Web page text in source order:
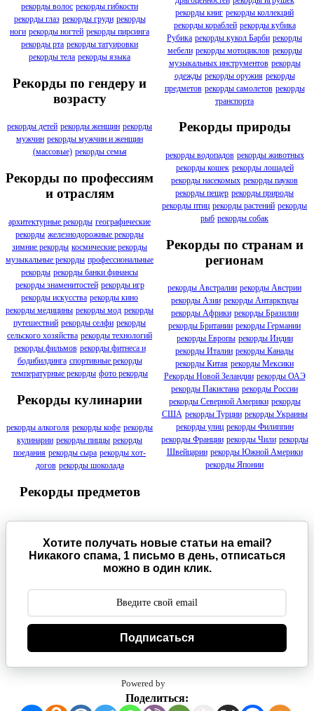
рекорды волос рекорды гибкости
рекорды глаз рекорды груди рекорды
ноги рекорды ногтей рекорды пирсинга
рекорды рта рекорды татуировки
рекорды тела рекорды языка
Рекорды по гендеру и
возрасту
рекорды детей рекорды женщин рекорды
мужчин рекорды мужчин и женщин
(массовые) рекорды семья
Рекорды по профессиям
и отраслям
архитектурные рекорды географические
рекорды железнодорожные рекорды
зимние рекорды космические рекорды
музыкальные рекорды профессиональные
рекорды рекорды банки финансы
рекорды знаменитостей рекорды игр
рекорды искусства рекорды кино
рекорды медицины рекорды мод рекорды
путешествий рекорды селфи рекорды
сельского хозяйства рекорды технологий
рекорды фильмов рекорды фитнеса и
бодибилдинга спортивные рекорды
температурные рекорды фото рекорды
Рекорды кулинарии
рекорды алкоголя рекорды кофе рекорды
кулинарии рекорды пиццы рекорды
поедания рекорды сыра рекорды хот-
догов рекорды шоколада
Рекорды предметов
рекорды книг рекорды коллекций
рекорды кораблей рекорды кубика
Рубика рекорды кукол Барби рекорды
мебели рекорды мотоциклов рекорды
музыкальных инструментов рекорды
одежды рекорды оружия рекорды
предметов рекорды самолетов рекорды
транспорта
Рекорды природы
рекорды водопадов рекорды животных
рекорды кошек рекорды лошадей
рекорды насекомых рекорды пауков
рекорды пещер рекорды природы
рекорды птиц рекорды растений рекорды
рыб рекорды собак
Рекорды по странам и
регионам
рекорды Австралии рекорды Австрии
рекорды Азии рекорды Антарктиды
рекорды Африки рекорды Бразилии
рекорды Британии рекорды Германии
рекорды Европы рекорды Индии
рекорды Италии рекорды Канады
рекорды Китая рекорды Мексики
Рекорды Новой Зеландии рекорды ОАЭ
рекорды Пакистана рекорды России
рекорды Северной Америки рекорды
США рекорды Турции рекорды Украины
рекорды улиц рекорды Филиппин
рекорды Франции рекорды Чили рекорды
Швейцарии рекорды Южной Америки
рекорды Японии
Хотите получать новые статьи на email?
Никакого спама, 1 письмо в день, отписаться
можно в один клик.
Подписаться
Powered by
Поделиться: